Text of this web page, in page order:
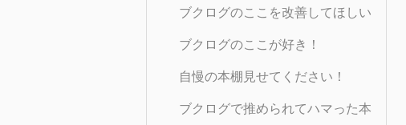
ブクログのここを改善してほしい
ブクログのここが好き！
自慢の本棚見せてください！
ブクログで推められてハマった本